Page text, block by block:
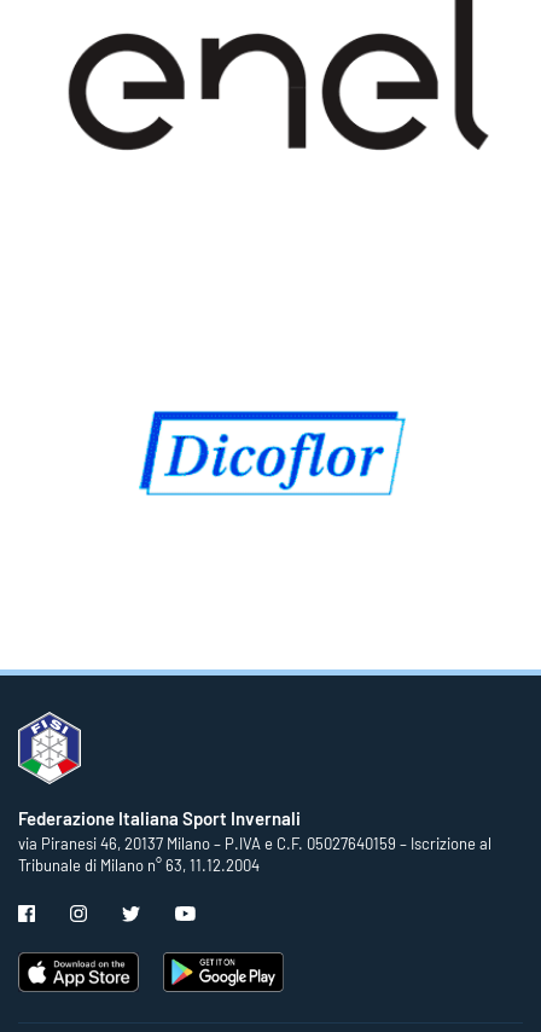
Federazione Italiana Sport Invernali
via Piranesi 46, 20137 Milano – P.IVA e C.F. 05027640159 – Iscrizione al
Tribunale di Milano n° 63, 11.12.2004